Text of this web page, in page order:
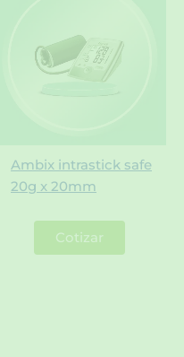
Ambix intrastick safe
20g x 20mm
Cotizar